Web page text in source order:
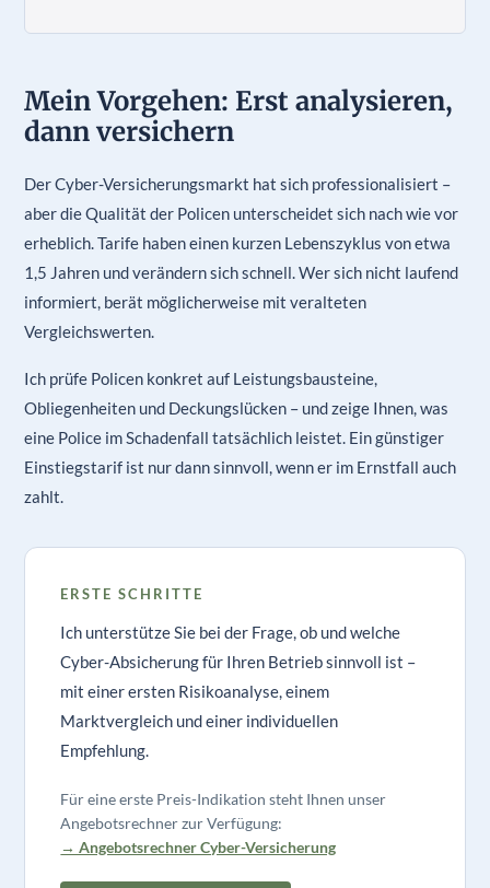
Mein Vorgehen: Erst analysieren,
dann versichern
Der Cyber-Versicherungsmarkt hat sich professionalisiert –
aber die Qualität der Policen unterscheidet sich nach wie vor
erheblich. Tarife haben einen kurzen Lebenszyklus von etwa
1,5 Jahren und verändern sich schnell. Wer sich nicht laufend
informiert, berät möglicherweise mit veralteten
Vergleichswerten.
Ich prüfe Policen konkret auf Leistungsbausteine,
Obliegenheiten und Deckungslücken – und zeige Ihnen, was
eine Police im Schadenfall tatsächlich leistet. Ein günstiger
Einstiegstarif ist nur dann sinnvoll, wenn er im Ernstfall auch
zahlt.
ERSTE SCHRITTE
Ich unterstütze Sie bei der Frage, ob und welche
Cyber-Absicherung für Ihren Betrieb sinnvoll ist –
mit einer ersten Risikoanalyse, einem
Marktvergleich und einer individuellen
Empfehlung.
Für eine erste Preis-Indikation steht Ihnen unser
Angebotsrechner zur Verfügung:
→ Angebotsrechner Cyber-Versicherung